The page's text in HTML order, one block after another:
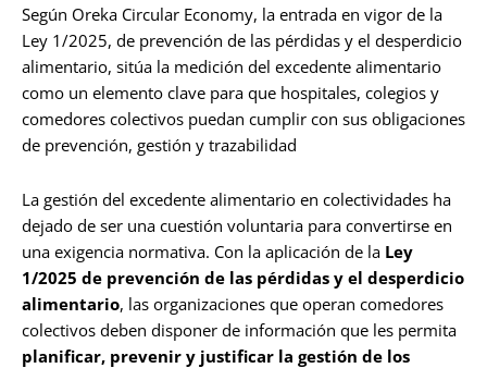
Según Oreka Circular Economy, la entrada en vigor de la
Ley 1/2025, de prevención de las pérdidas y el desperdicio
alimentario, sitúa la medición del excedente alimentario
como un elemento clave para que hospitales, colegios y
comedores colectivos puedan cumplir con sus obligaciones
de prevención, gestión y trazabilidad
La gestión del excedente alimentario en colectividades ha
dejado de ser una cuestión voluntaria para convertirse en
una exigencia normativa. Con la aplicación de la Ley
1/2025 de prevención de las pérdidas y el desperdicio
alimentario, las organizaciones que operan comedores
colectivos deben disponer de información que les permita
planificar, prevenir y justificar la gestión de los